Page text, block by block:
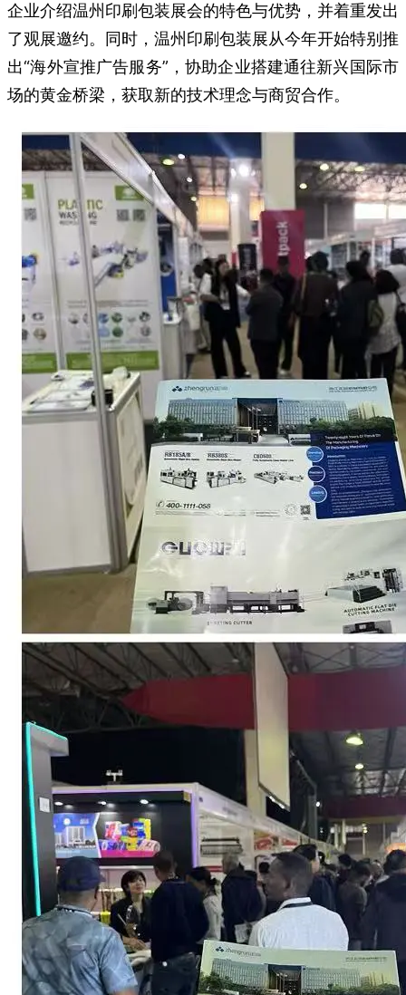
企业介绍温州印刷包装展会的特色与优势，并着重发出
了观展邀约。同时，温州印刷包装展从今年开始特别推
出“海外宣推广告服务”，协助企业搭建通往新兴国际市
场的黄金桥梁，获取新的技术理念与商贸合作。